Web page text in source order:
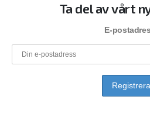
Ta del av vårt
E-